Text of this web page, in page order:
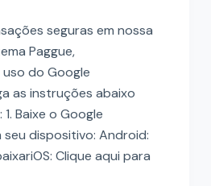
seguras em nossa
Paggue,
do Google
as instruções abaixo
Baixe o Google
dispositivo: Android:
Clique aqui para